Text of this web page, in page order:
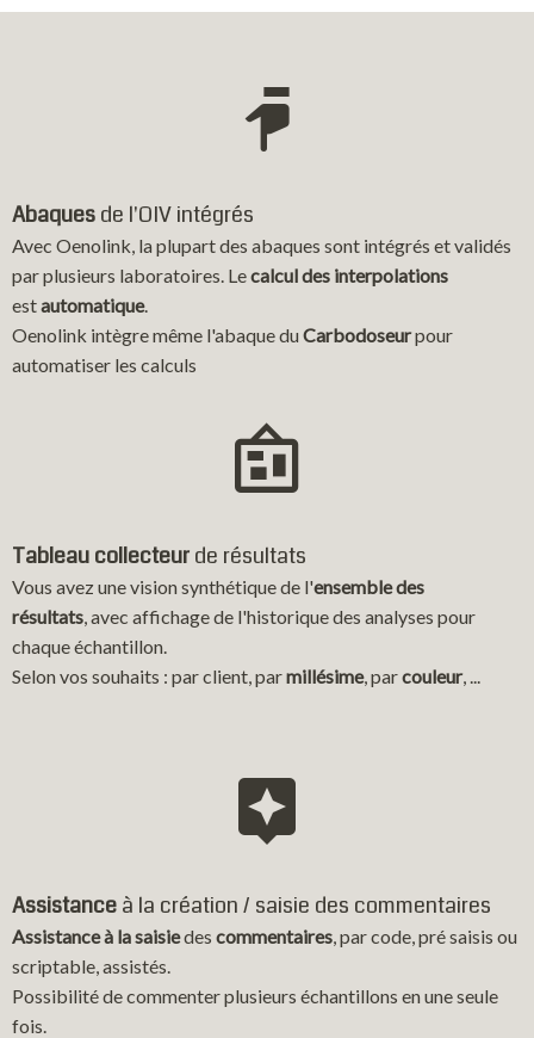
Abaquesde l'OIV intégrés
Avec Oenolink, la plupart des abaques sont intégrés et validés
par plusieurs laboratoires. Lecalcul des interpolations
estautomatique.
Oenolink intègre même l'abaque duCarbodoseurpour
automatiser les calculs
Tableau collecteurde résultats
Vous avez une vision synthétique de l'ensemble des
résultats, avec affichage de l'historique des analyses pour
chaque échantillon.
Selon vos souhaits : par client, parmillésime, parcouleur, ...
Assistanceà la création / saisie des commentaires
Assistance à la saisiedes commentaires, par code, pré saisis ou
scriptable, assistés.
Possibilité de commenter plusieurs échantillons en une seule
fois.